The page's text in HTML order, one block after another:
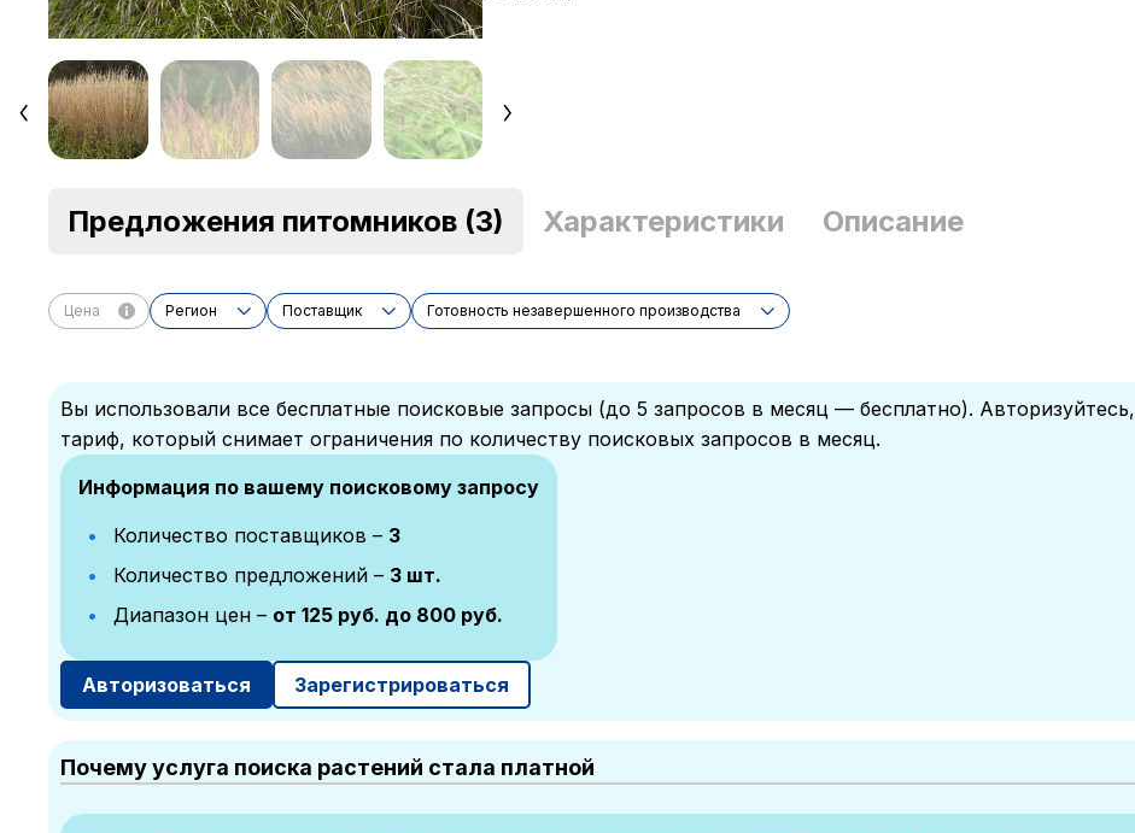
Предложения питомников (3) Характеристики Описание
Цена Регион Поставщик Готовность незавершенного производства
Вы использовали все бесплатные поисковые запросы (до 5 запросов в месяц — бесплатно).
тариф, который снимает ограничения по количеству поисковых запросов в месяц.
Информация по вашему поисковому запросу
Количество поставщиков – 3
Количество предложений – 3 шт.
Диапазон цен – от 125 руб. до 800 руб.
Авторизоваться Зарегистрироваться
Почему услуга поиска растений стала платной